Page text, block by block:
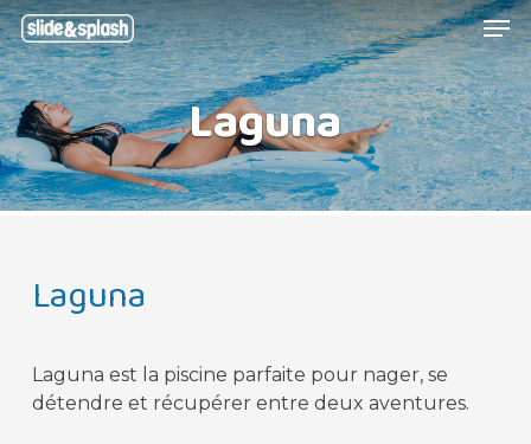
Skip
to
main
content
Laguna
Laguna
Laguna est la piscine parfaite pour nager, se
détendre et récupérer entre deux aventures.
Menu